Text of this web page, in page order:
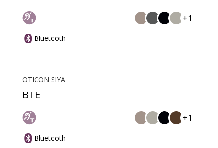
+1
Bluetooth
OTICON SIYA
BTE
+1
Bluetooth